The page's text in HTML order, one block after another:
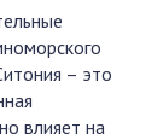
– это
влияет на